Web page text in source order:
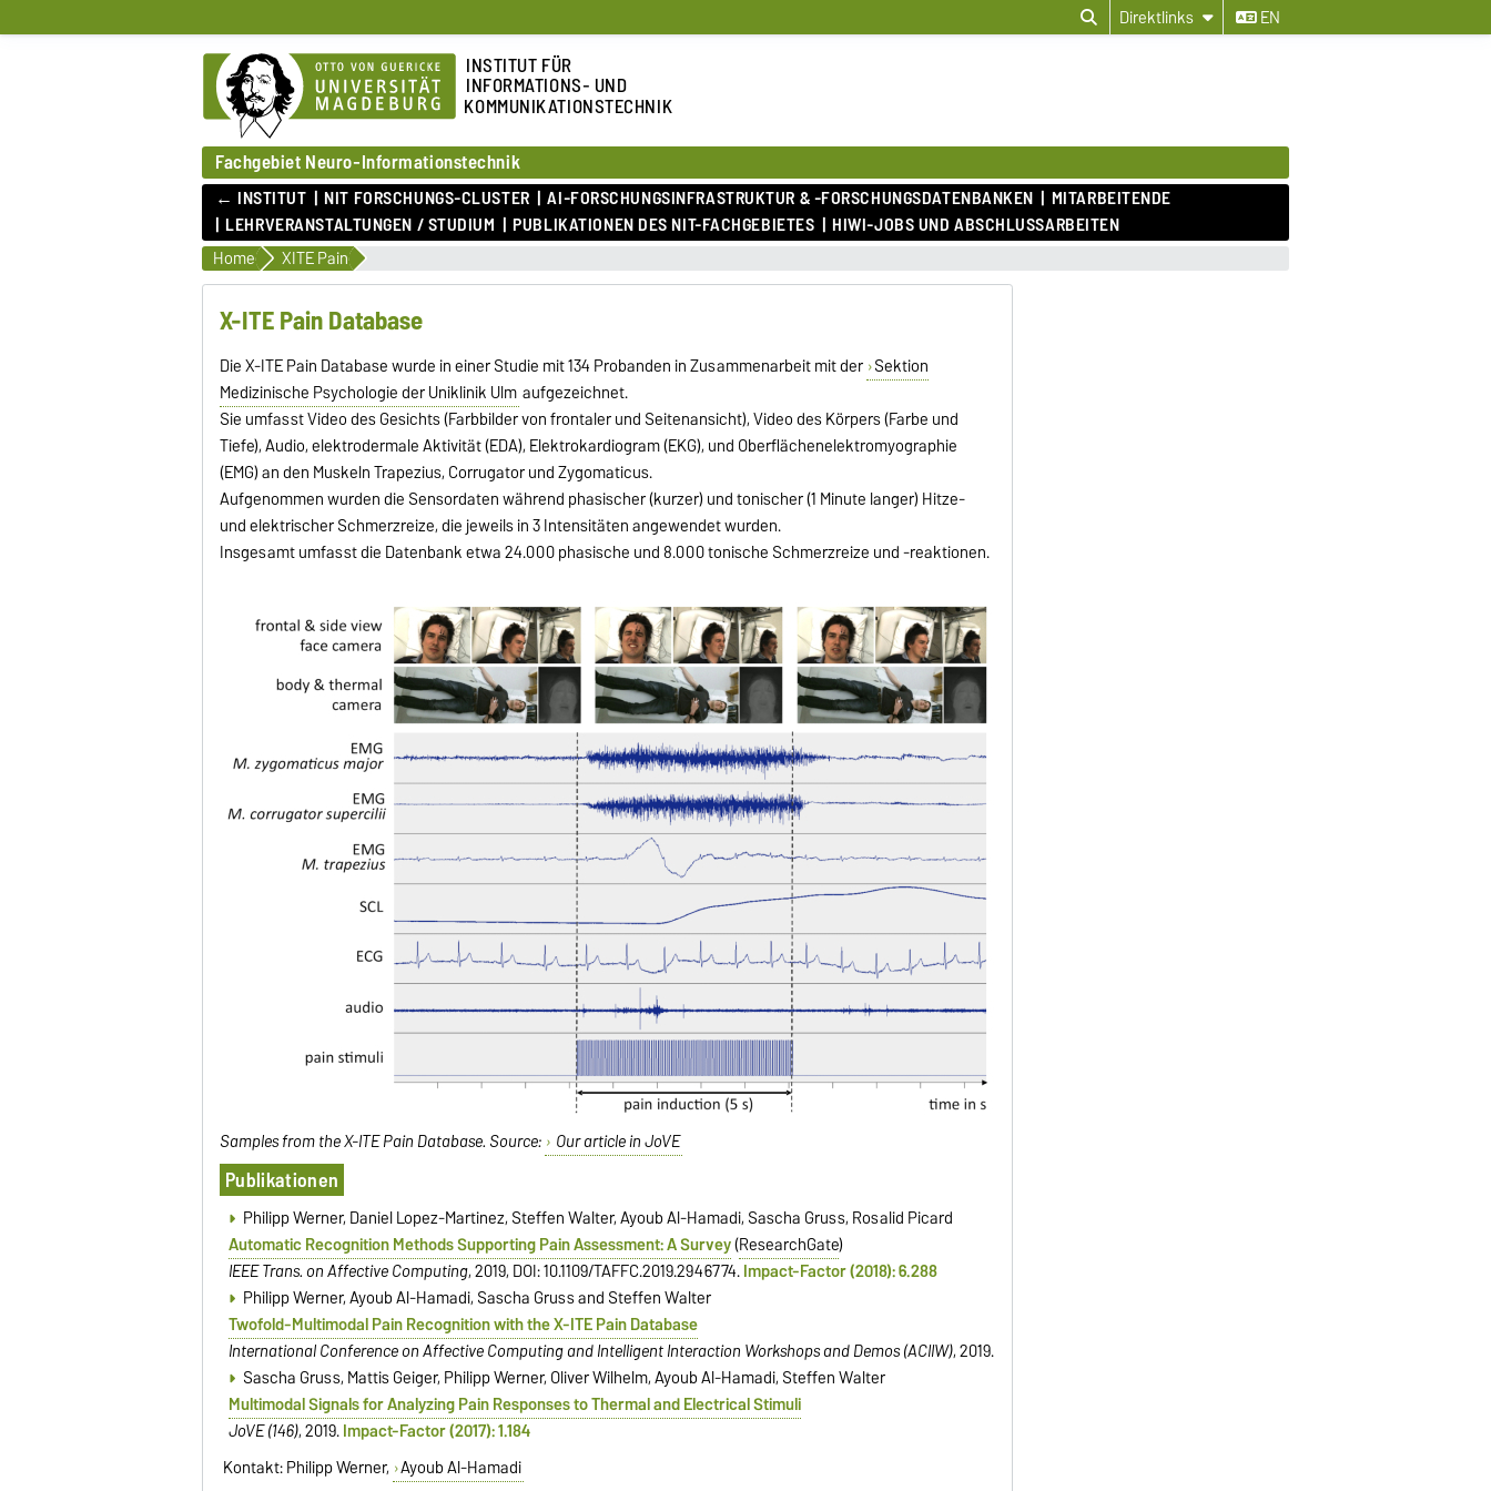
Direktlinks EN
INSTITUT FÜR
INFORMATIONS- UND
KOMMUNIKATIONSTECHNIK
Fachgebiet Neuro-Informationstechnik
← INSTITUT NIT FORSCHUNGS-CLUSTER AI-FORSCHUNGSINFRASTRUKTUR & -FORSCHUNGSDATENBANKEN
MITARBEITENDE
LEHRVERANSTALTUNGEN / STUDIUM
PUBLIKATIONEN DES NIT-FACHGEBIETES HIWI-JOBS UND ABSCHLUSSARBEITEN
Home XITE Pain
X-ITE Pain Database
Die X-ITE Pain Database wurde in einer Studie mit 134 Probanden in Zusammenarbeit mit der Sektion
Medizinische Psychologie der Uniklinik Ulm aufgezeichnet.
Sie umfasst Video des Gesichts (Farbbilder von frontaler und Seitenansicht), Video des Körpers (Farbe und
Tiefe), Audio, elektrodermale Aktivität (EDA), Elektrokardiogram (EKG), und Oberflächenelektromyographie
(EMG) an den Muskeln Trapezius, Corrugator und Zygomaticus.
Aufgenommen wurden die Sensordaten während phasischer (kurzer) und tonischer (1 Minute langer) Hitze-
und elektrischer Schmerzreize, die jeweils in 3 Intensitäten angewendet wurden.
Insgesamt umfasst die Datenbank etwa 24.000 phasische und 8.000 tonische Schmerzreize und -reaktionen.
Samples from the X-ITE Pain Database. Source: Our article in JoVE
Publikationen
Philipp Werner, Daniel Lopez-Martinez, Steffen Walter, Ayoub Al-Hamadi, Sascha Gruss, Rosalid Picard
Automatic Recognition Methods Supporting Pain Assessment: A Survey(ResearchGate)
IEEE Trans. on Affective Computing, 2019, DOI: 10.1109/TAFFC.2019.2946774.Impact-Factor (2018): 6.288
Philipp Werner, Ayoub Al-Hamadi, Sascha Gruss and Steffen Walter
Twofold-Multimodal Pain Recognition with the X-ITE Pain Database
International Conference on Affective Computing and Intelligent Interaction Workshops and Demos (ACIIW), 2019.
Sascha Gruss, Mattis Geiger, Philipp Werner, Oliver Wilhelm, Ayoub Al-Hamadi, Steffen Walter
Multimodal Signals for Analyzing Pain Responses to Thermal and Electrical Stimuli
JoVE (146), 2019.Impact-Factor (2017): 1.184
Kontakt:Philipp Werner, Ayoub Al-Hamadi